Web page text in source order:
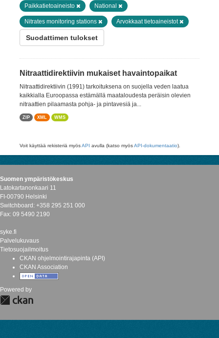
Paikkatietoaineisto National
Nitrates monitoring stations Arvokkaat tietoaineistot
Suodattimen tulokset
Nitraattidirektiivin mukaiset havaintopaikat
Nitraattidirektiivin (1991) tarkoituksena on suojella veden laatua
kaikkialla Euroopassa estämällä maataloudesta peräisin olevien
nitraattien pilaamasta pohja- ja pintavesiä ja...
ZIP XML WMS
Voit käyttää rekisteriä myösAPI avulla (katso myösAPI-dokumentaatio).
Suomen ympäristökeskus
Latokartanonkaari 11
FI-00790 Helsinki
Switchboard: +358 295 251 000
Fax: 09 5490 2190
syke.fi
Palvelukuvaus
Tietosuojailmoitus
CKAN ohjelmointirajapinta (API)
CKAN Association
Powered by